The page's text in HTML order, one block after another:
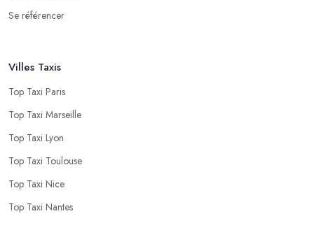
Se référencer
Villes Taxis
Top Taxi Paris
Top Taxi Marseille
Top Taxi Lyon
Top Taxi Toulouse
Top Taxi Nice
Top Taxi Nantes